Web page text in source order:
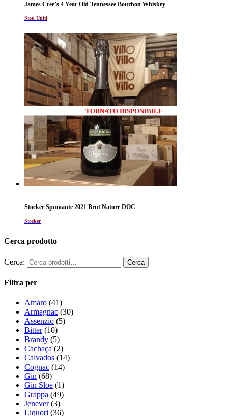
James Cree’s 4 Year Old Tennessee Bourbon Whiskey
Stati Uniti
TORNATO DISPONIBILE
Stocker Spumante 2021 Brut Nature DOC
Stocker
Cerca prodotto
Cerca:
Filtra per
Amaro (41)
Armagnac (30)
Assenzio (5)
Bitter (10)
Brandy (5)
Cachaça (2)
Calvados (14)
Cognac (14)
Gin (68)
Gin Sloe (1)
Grappa (49)
Jenever (3)
Liquori (36)